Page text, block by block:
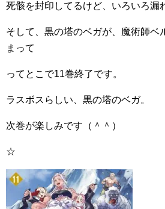
死骸を封印してるけど、いろいろ漏
そして、黒の塔のベガが、魔術師ベ
まって
ってとこで11巻終了です。
ラスボスらしい、黒の塔のベガ。
次巻が楽しみです（＾＾）
☆